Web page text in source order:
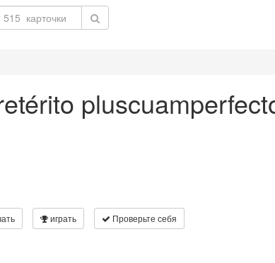
играть Проверьте себя